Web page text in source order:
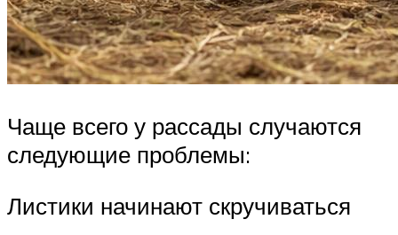
Чаще всего у рассады случаются
следующие проблемы:
Листики начинают скручиваться